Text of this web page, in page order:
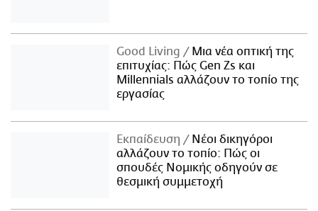
Good Living
Μια νέα οπτική της
επιτυχίας: Πώς Gen Zs και
Millennials αλλάζουν το τοπίο της
εργασίας
Εκπαίδευση
Νέοι δικηγόροι
αλλάζουν το τοπίο: Πώς οι
σπουδές Νομικής οδηγούν σε
θεσμική συμμετοχή